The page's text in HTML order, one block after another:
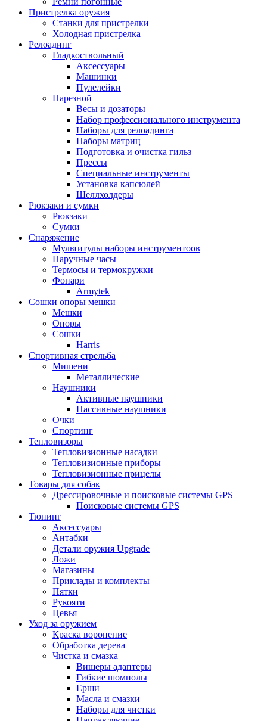
Пристрелка оружия
Станки для пристрелки
Холодная пристрелка
Релоадинг
Гладкоствольный
Аксессуары
Машинки
Пулелейки
Нарезной
Весы и дозаторы
Набор профессионального инструмента
Наборы для релоадинга
Наборы матриц
Подготовка и очистка гильз
Прессы
Специальные инструменты
Установка капсюлей
Шеллхолдеры
Рюкзаки и сумки
Рюкзаки
Сумки
Снаряжение
Мультитулы наборы инструментоов
Наручные часы
Термосы и термокружки
Фонари
Armytek
Сошки опоры мешки
Мешки
Опоры
Сошки
Harris
Спортивная стрельба
Мишени
Металлические
Наушники
Активные наушники
Пассивные наушники
Очки
Спортинг
Тепловизоры
Тепловизионные насадки
Тепловизионные приборы
Тепловизионные прицелы
Товары для собак
Дрессировочные и поисковые системы GPS
Поисковые системы GPS
Тюнинг
Аксессуары
Антабки
Детали оружия Upgrade
Ложи
Магазины
Приклады и комплекты
Пятки
Рукояти
Цевья
Уход за оружием
Краска воронение
Обработка дерева
Чистка и смазка
Вишеры адаптеры
Гибкие шомполы
Ерши
Масла и смазки
Наборы для чистки